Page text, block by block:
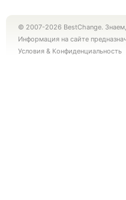
© 2007-2026 BestChange.
Информация на сайте
Условия & Конфиденциальность